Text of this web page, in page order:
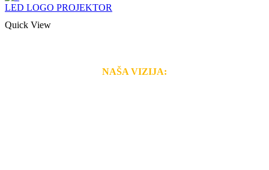
LED LOGO PROJEKTOR
Quick View
NAŠA VIZIJA: